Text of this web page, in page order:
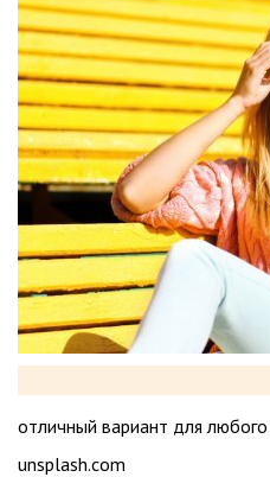
отличный вариант для
unsplash.com